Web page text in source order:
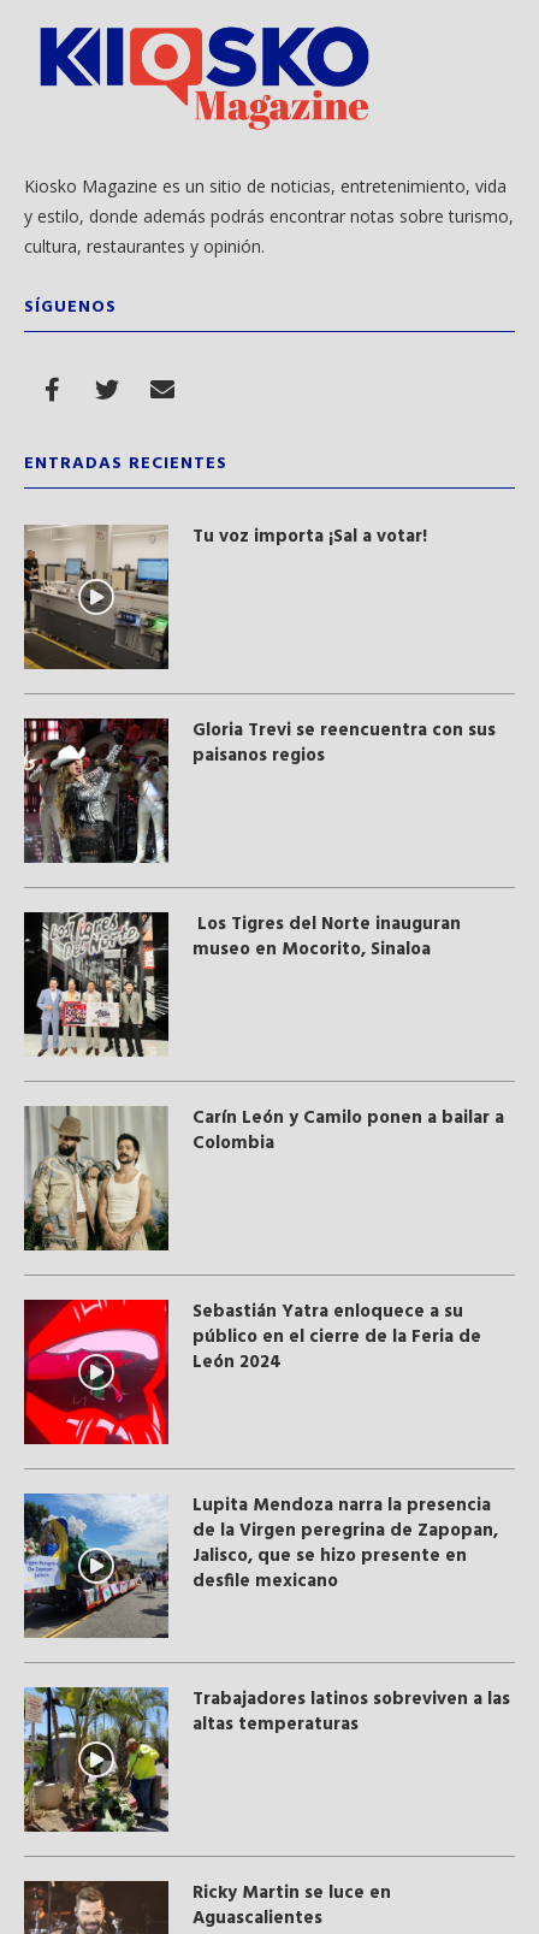
Kiosko Magazine es un sitio de noticias, entretenimiento, vida
y estilo, donde además podrás encontrar notas sobre turismo,
cultura, restaurantes y opinión.
SÍGUENOS
ENTRADAS RECIENTES
Tu voz importa ¡Sal a votar!
Gloria Trevi se reencuentra con sus
paisanos regios
Los Tigres del Norte inauguran
museo en Mocorito, Sinaloa
Carín León y Camilo ponen a bailar a
Colombia
Sebastián Yatra enloquece a su
público en el cierre de la Feria de
León 2024
Lupita Mendoza narra la presencia
de la Virgen peregrina de Zapopan,
Jalisco, que se hizo presente en
desfile mexicano
Trabajadores latinos sobreviven a las
altas temperaturas
Ricky Martin se luce en
Aguascalientes